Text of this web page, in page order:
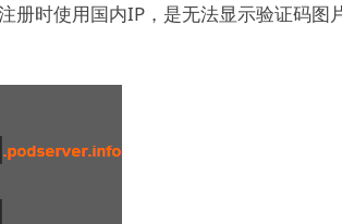
册时使用国内IP，是无法显示验证码图